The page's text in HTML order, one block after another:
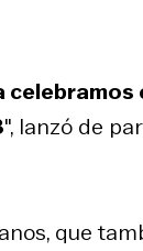
″, lanzó de
que